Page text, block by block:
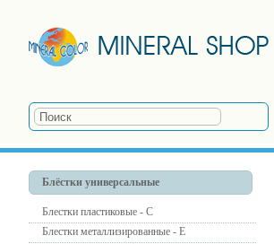
Блёстки универсальные
Блестки пластиковые - С
Блестки металлизированные - Е